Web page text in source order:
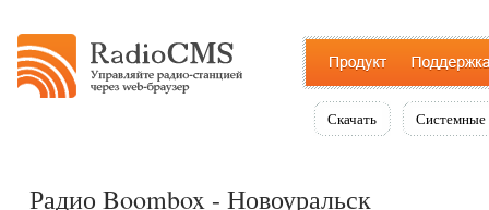
Скачать Системные
Радио Boombox - Новоуральск